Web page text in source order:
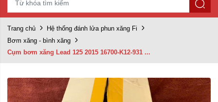
Trang chủ
Hệ thống đánh lửa phun xăng Fi
Bơm xăng - bình xăng
Cụm bơm xăng Lead 125 2015 16700-K12-931 ...